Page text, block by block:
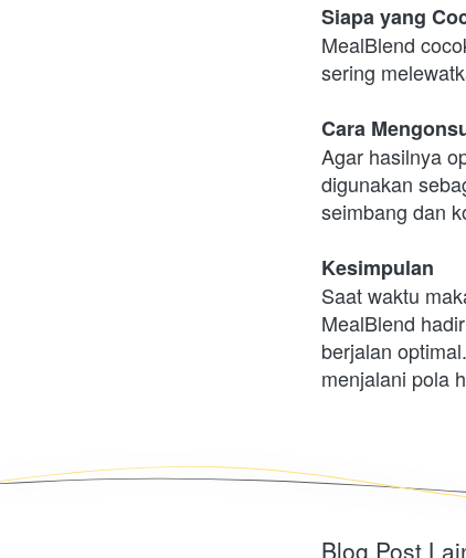
Siapa yang
MealBlend
sering
Cara
Agar hasilnya
digunakan
seimbang dan
Kesimpulan
Saat waktu
MealBlend
berjalan
menjalani pola
Blog Post